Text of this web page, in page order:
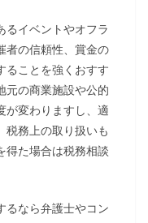
るイベントやオフラ
者の信頼性、賞金の
ることを強くおすす
元の商業施設や公的
が変わりますし、適
税務上の取り扱いも
得た場合は税務相談
るなら弁護士やコン